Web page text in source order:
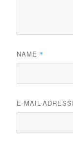
NAME *
E-MAIL-